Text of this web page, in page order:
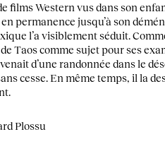
films Western vus dans son
permanence jusqu’à son
l’a visiblement séduit.
Taos comme sujet pour ses
d’une randonnée dans le
cesse. En même temps, il la
Plossu